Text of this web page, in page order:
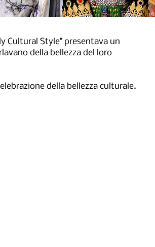
Cultural Style" presentava un
della bellezza del loro
della bellezza culturale.